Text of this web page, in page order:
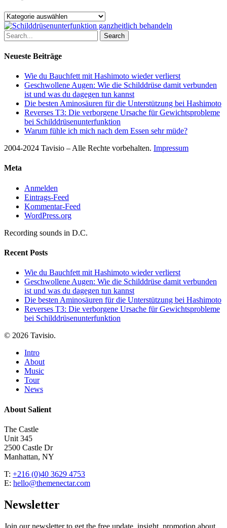
Kategorien
Search
Neueste Beiträge
Wie du Bauchfett mit Hashimoto wieder verlierst
Geschwollene Augen: Wie die Schilddrüse damit verbunden
ist und was du dagegen tun kannst
Die besten Aminosäuren für die Unterstützung bei Hashimoto
Reverses T3: Die verborgene Ursache für Gewichtsprobleme
bei Schilddrüsenunterfunktion
Warum fühle ich mich nach dem Essen sehr müde?
2004-2024 Tavisio – Alle Rechte vorbehalten. Impressum
Meta
Anmelden
Eintrags-Feed
Kommentar-Feed
WordPress.org
Recording sounds in D.C.
Recent Posts
Wie du Bauchfett mit Hashimoto wieder verlierst
Geschwollene Augen: Wie die Schilddrüse damit verbunden
ist und was du dagegen tun kannst
Die besten Aminosäuren für die Unterstützung bei Hashimoto
Reverses T3: Die verborgene Ursache für Gewichtsprobleme
bei Schilddrüsenunterfunktion
© 2026 Tavisio.
Close
Menu
Intro
About
Music
Tour
News
About Salient
The Castle
Unit 345
2500 Castle Dr
Manhattan, NY
T: +216 (0)40 3629 4753
E: hello@themenectar.com
Newsletter
Join our newsletter to get the free update, insight, promotion about